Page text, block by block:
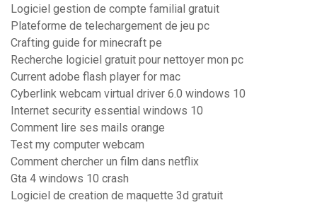
Logiciel gestion de compte familial gratuit
Plateforme de telechargement de jeu pc
Crafting guide for minecraft pe
Recherche logiciel gratuit pour nettoyer mon pc
Current adobe flash player for mac
Cyberlink webcam virtual driver 6.0 windows 10
Internet security essential windows 10
Comment lire ses mails orange
Test my computer webcam
Comment chercher un film dans netflix
Gta 4 windows 10 crash
Logiciel de creation de maquette 3d gratuit